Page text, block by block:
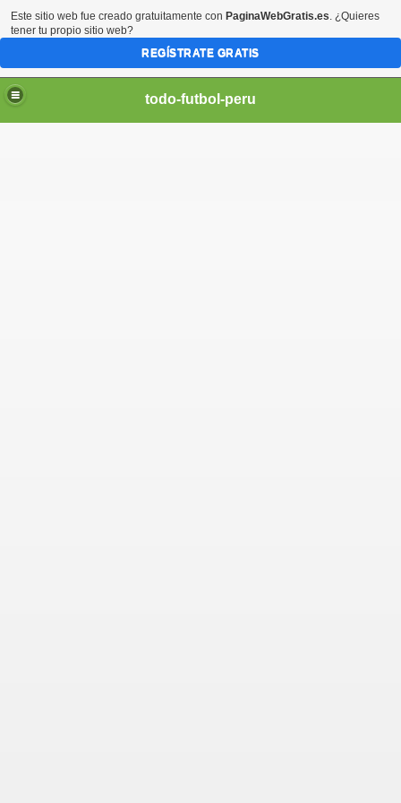
todo-futbol-peru
Este sitio web fue creado gratuitamente con PaginaWebGratis.es. ¿Quieres
tener tu propio sitio web?
REGÍSTRATE GRATIS